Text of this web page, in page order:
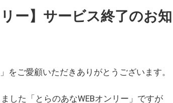
ー】サービス終了のお
をご愛顧いただきありがとうございます。
した「とらのあなWEBオンリー」ですが